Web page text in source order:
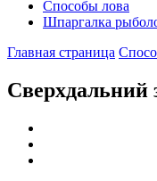
Способы лова
Шпаргалка
Главная страница
Сверхдальний